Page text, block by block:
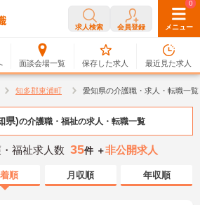
求人検索 会員登録 メニュー
面談会場一覧
0
保存した求人
0
最近見た求人
知多郡東浦町 愛知県の介護職・求人・転職一覧
県)の介護職・福祉の求人・転職一覧
福祉求人数 35件 ＋非公開求人
順 月収順 年収順